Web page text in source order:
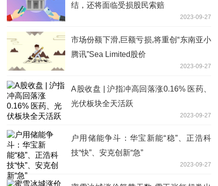
结，还将面临受损股民索赔
2023-09-27
市场份额下滑,巨额亏损,将重创“东南亚小
腾讯”Sea Limited股价
2023-09-27
A股收盘 | 沪指冲高回落涨0.16% 医药、
光伏板块全天活跃
2023-09-27
户用储能争斗：华宝新能“稳”、正浩科
技“快”、安克创新“急”
2023-09-27